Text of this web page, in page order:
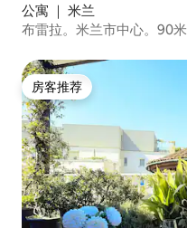
公寓 ｜ 米兰
布雷拉。米兰市中心。90米
房客推荐
房客推荐